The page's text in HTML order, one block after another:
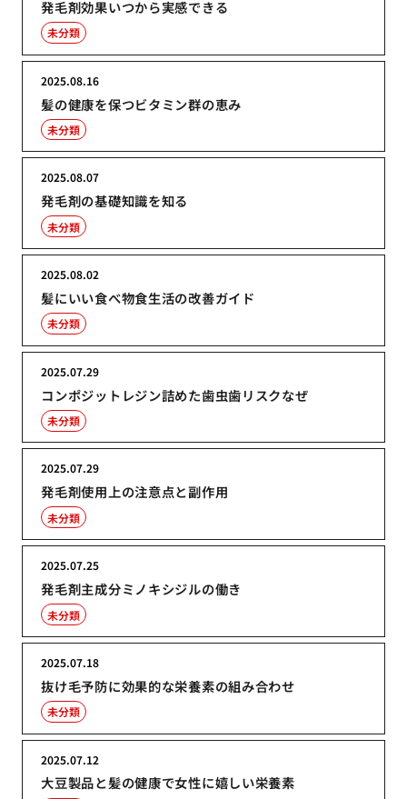
発毛剤効果いつから実感できる
未分類
髪の健康を保つビタミン群の恵み
2025.08.16
未分類
発毛剤の基礎知識を知る
2025.08.07
未分類
髪にいい食べ物食生活の改善ガイド
2025.08.02
未分類
コンポジットレジン詰めた歯虫歯リスクなぜ
2025.07.29
未分類
発毛剤使用上の注意点と副作用
2025.07.29
未分類
発毛剤主成分ミノキシジルの働き
2025.07.25
未分類
抜け毛予防に効果的な栄養素の組み合わせ
2025.07.18
未分類
大豆製品と髪の健康で女性に嬉しい栄養素
2025.07.12